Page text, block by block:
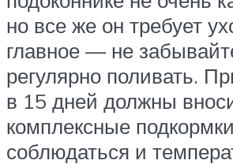
но все же он требует
главное — не
регулярно поливать.
в 15 дней должны
комплексные
соблюдаться и